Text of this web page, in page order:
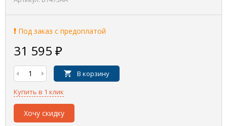
Под заказ с предоплатой
31 595 ₽
В корзину
Купить в 1 клик
Хочу скидку